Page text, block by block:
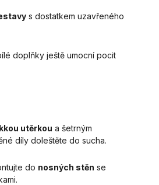
s dostatkem uzavřeného
doplňky ještě umocní pocit
utěrkou a šetrným
díly doleštěte do sucha.
do nosných stěn se